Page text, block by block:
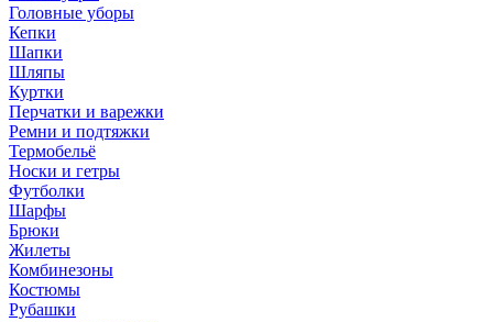
Головные уборы
Кепки
Шапки
Шляпы
Куртки
Перчатки и варежки
Ремни и подтяжки
Термобельё
Носки и гетры
Футболки
Шарфы
Брюки
Жилеты
Комбинезоны
Костюмы
Рубашки